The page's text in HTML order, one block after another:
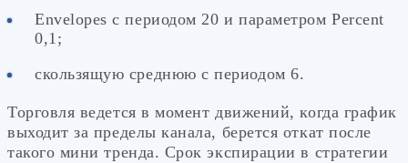
Envelopes с периодом 20 и параметром Percent
0,1;
скользящую среднюю с периодом 6.
Торговля ведется в момент движений, когда график
выходит за пределы канала, берется откат после
такого мини тренда. Срок экспирации в стратегии